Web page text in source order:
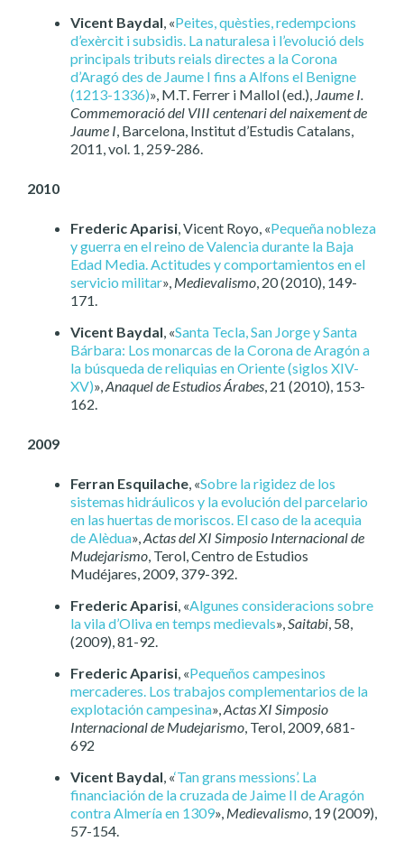
Vicent Baydal, «Peites, quèsties, redempcions
d’exèrcit i subsidis. La naturalesa i l’evolució dels
principals tributs reials directes a la Corona
d’Aragó des de Jaume I fins a Alfons el Benigne
(1213-1336)», M.T. Ferrer i Mallol (ed.), Jaume I.
Commemoració del VIII centenari del naixement de
Jaume I, Barcelona, Institut d’Estudis Catalans,
2011, vol. 1, 259-286.
2010
Frederic Aparisi, Vicent Royo, «Pequeña nobleza
y guerra en el reino de Valencia durante la Baja
Edad Media. Actitudes y comportamientos en el
servicio militar», Medievalismo, 20 (2010), 149-
171.
Vicent Baydal, «Santa Tecla, San Jorge y Santa
Bárbara: Los monarcas de la Corona de Aragón a
la búsqueda de reliquias en Oriente (siglos XIV-
XV)»,Anaquel de Estudios Árabes, 21 (2010), 153-
162.
2009
Ferran Esquilache, «Sobre la rigidez de los
sistemas hidráulicos y la evolución del parcelario
en las huertas de moriscos. El caso de la acequia
de Alèdua»,Actas del XI Simposio Internacional de
Mudejarismo, Terol, Centro de Estudios
Mudéjares, 2009, 379-392.
Frederic Aparisi, «Algunes consideracions sobre
la vila d’Oliva en temps medievals»,Saitabi, 58,
(2009), 81-92.
Frederic Aparisi, «Pequeños campesinos
mercaderes. Los trabajos complementarios de la
explotación campesina»,Actas XI Simposio
Internacional de Mudejarismo, Terol, 2009, 681-
692
Vicent Baydal, «‘Tan grans messions’. La
financiación de la cruzada de Jaime II de Aragón
contra Almería en 1309», Medievalismo, 19 (2009),
57-154.